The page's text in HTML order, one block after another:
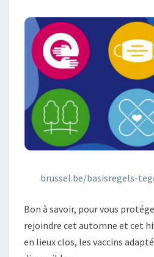
brussel.be/basisregels-
Bon à savoir, pour vous
rejoindre cet automne et cet
en lieux clos, les vaccins